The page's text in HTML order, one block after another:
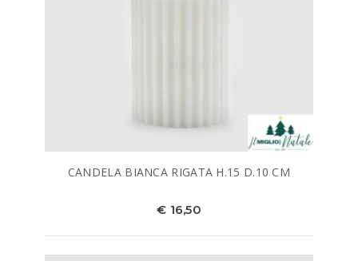
CANDELA BIANCA RIGATA H.15 D.10 CM
€ 16,50